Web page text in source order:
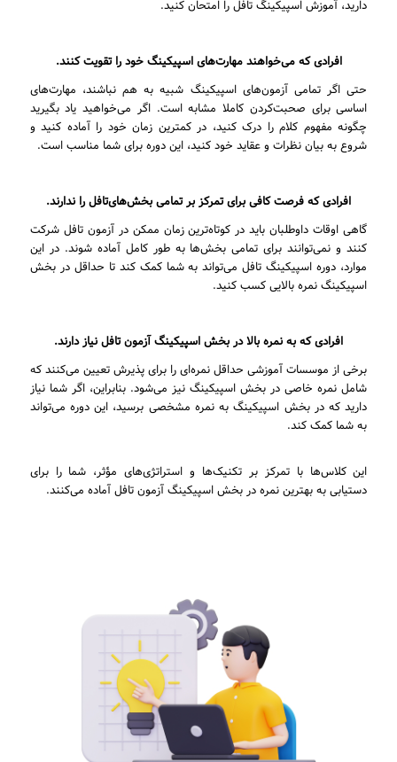
دارید، آموزش اسپیکینگ تافل را امتحان کنید.
افرادی که می‌خواهند مهارت‌های اسپیکینگ خود را تقویت کنند.
حتی اگر تمامی آزمون‌های اسپیکینگ شبیه به هم نباشند، مهارت‌های
اساسی برای صحبت‌کردن کاملا مشابه است. اگر می‌خواهید یاد بگیرید
چگونه مفهوم کلام را درک کنید، در کمترین زمان خود را آماده کنید و
شروع به بیان نظرات و عقاید خود کنید، این دوره برای شما مناسب است.
افرادی که فرصت کافی برای تمرکز بر تمامی بخش‌های‌تافل را ندارند.
گاهی اوقات داوطلبان باید در کوتاه‌ترین زمان ممکن در آزمون تافل شرکت
کنند و نمی‌توانند برای تمامی بخش‌ها به طور کامل آماده شوند. در این
موارد، دوره اسپیکینگ تافل می‌تواند به شما کمک کند تا حداقل در بخش
اسپیکینگ نمره بالایی کسب کنید.
افرادی که به نمره بالا در بخش اسپیکینگ آزمون تافل نیاز دارند.
برخی از موسسات آموزشی حداقل نمره‌ای را برای پذیرش تعیین می‌کنند که
شامل نمره خاصی در بخش اسپیکینگ نیز می‌شود. بنابراین، اگر شما نیاز
دارید که در بخش اسپیکینگ به نمره مشخصی برسید، این دوره می‌تواند
به شما کمک کند.
این کلاس‌ها با تمرکز بر تکنیک‌ها و استراتژی‌های مؤثر، شما را برای
دستیابی به بهترین نمره در بخش اسپیکینگ آزمون تافل آماده می‌کنند.